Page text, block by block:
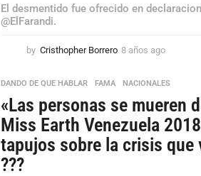
El desmentido fue ofrecido en
@ElFarandi.
by Cristhopher Borrero 8 años ago
s
a
g
o
DANDO DE QUE HABLAR ,FAMA ,NACIONALES
«Las personas se mueren
Miss Earth Venezuela
tapujos sobre la crisis que
???